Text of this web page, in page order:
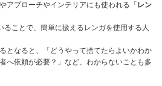
アプローチやインテリアにも使われる「 レン
ることで、簡単に扱えるレンガを使用する人
となると、「どうやって捨てたらよいかわか
へ依頼が必要？」など、わからないことも多